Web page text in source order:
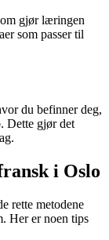
gjør læringen
som passer til
du befinner deg,
Dette gjør det
i Oslo
rette metodene
Her er noen tips